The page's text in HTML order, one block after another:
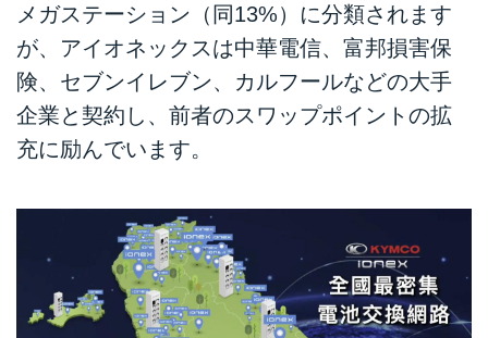
EVリーグ」に、スーパーSOCO
とFELOテクノロジーが戦略的提
携で加わることを発表しました。
この新連合は、同じ台湾生まれの
バッテリー交換プラットフォーム
面から対抗することになるでしょ
メガステーション（同13%）に分類されます
が、アイオネックスは中華電信、富邦損害保
険、セブンイレブン、カルフールなどの大手
企業と契約し、前者のスワップポイントの拡
充に励んでいます。